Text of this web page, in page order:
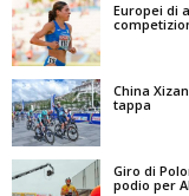
Europei di
China
tappa
Giro di
podio per